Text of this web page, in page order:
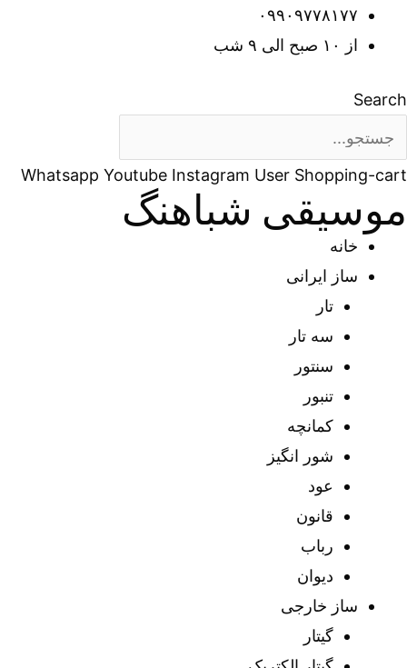
۰۹۹۰۹۷۷۸۱۷۷
از ۱۰ صبح الی ۹ شب
Search
Whatsapp Youtube Instagram User Shopping-cart
موسیقی شباهنگ
خانه
ساز ایرانی
تار
سه تار
سنتور
تنبور
کمانچه
شور انگیز
عود
قانون
رباب
دیوان
ساز خارجی
گیتار